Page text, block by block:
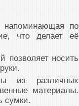
напоминающая по
что делает её
позволяет носить
из различных
материалы.
сумки.